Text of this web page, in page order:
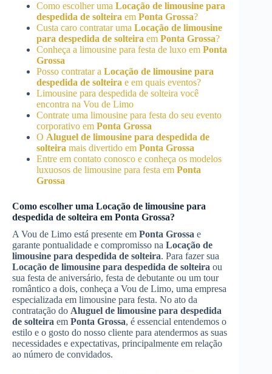
Como escolher uma Locação de limousine para
despedida de solteira em Ponta Grossa?
Custa caro contratar uma Locação de limousine
para despedida de solteira em Ponta Grossa?
Conheça a limousine para festa de luxo em Ponta
Grossa
Posso contratar a Locação de limousine para
despedida de solteira e em quais eventos?
Limousine para despedida de solteira você
encontra na Vou de Limo
Contrate uma limousine para festa do seu evento
corporativo em Ponta Grossa
O Aluguel de limousine para despedida de
solteira mais divertido em Ponta Grossa
Entre em contato conosco e conheça os modelos
luxuosos de limousine para festa em Ponta
Grossa
Como escolher uma Locação de limousine para
despedida de solteira em Ponta Grossa?
A Vou de Limo está presente em Ponta Grossa e
garante pontualidade e compromisso na Locação de
limousine para despedida de solteira. Para fazer sua
Locação de limousine para despedida de solteira ou
sua festa de aniversário, festa de debutante ou um tour
romântico a dois, conheça a Vou de Limo, uma empresa
especializada em limousine para festa. No ato da
contratação do Aluguel de limousine para despedida
de solteira em Ponta Grossa, é essencial entendemos o
estilo e o gosto do nosso cliente para atendermos as suas
necessidades e expectativas, principalmente em relação
ao número de convidados.